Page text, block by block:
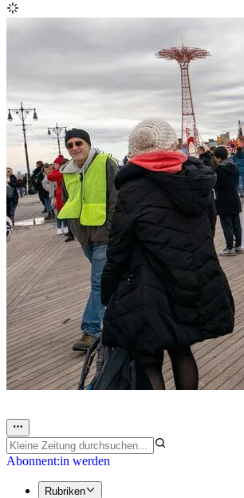
Abonnent:in werden
Rubriken